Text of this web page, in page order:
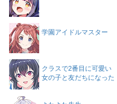
学園アイドルマスター
クラスで2番目に可愛い
女の子と友だちになった